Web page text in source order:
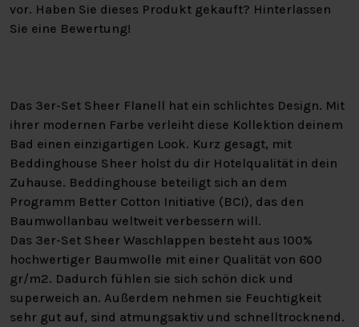
vor. Haben Sie dieses Produkt gekauft? Hinterlassen
Sie eine Bewertung!
Das 3er-Set Sheer Flanell hat ein schlichtes Design. Mit
ihrer modernen Farbe verleiht diese Kollektion deinem
Bad einen einzigartigen Look. Kurz gesagt, mit
Beddinghouse Sheer holst du dir Hotelqualität in dein
Zuhause. Beddinghouse beteiligt sich an dem
Programm Better Cotton Initiative (BCI), das den
Baumwollanbau weltweit verbessern will.
Das 3er-Set Sheer Waschlappen besteht aus 100%
hochwertiger Baumwolle mit einer Qualität von 600
gr/m2. Dadurch fühlen sie sich schön dick und
superweich an. Außerdem nehmen sie Feuchtigkeit
sehr gut auf, sind atmungsaktiv und schnelltrocknend.